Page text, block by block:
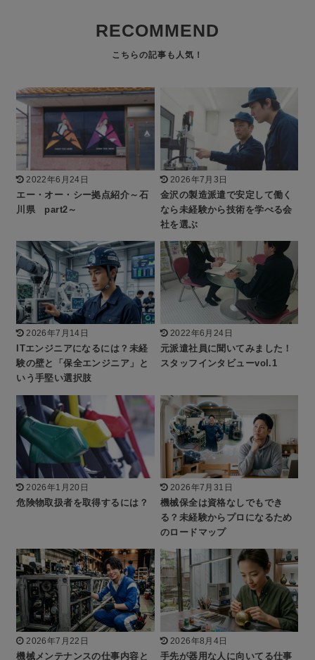
RECOMMEND
2022年6月24日
エー・オー・シー拠点紹介～石
川県 part2～
2026年7月3日
金沢の製造派遣で安定して働く
なら未経験から技術を学べる会
社を選ぶ
2026年7月14日
ITエンジニアになるには？未経
験の壁と「保全エンジニア」と
いう手堅い選択肢
2022年6月24日
元派遣社員に聞いてみました！
スタッフインタビューvol.1
2026年1月20日
危険物取扱者を取得するには？
2026年7月31日
機械保全は資格なしでもでき
る？未経験からプロになるため
のロードマップ
2026年7月22日
機械メンテナンスの仕事内容と
2026年8月4日
手先が器用な人に向いてる仕事